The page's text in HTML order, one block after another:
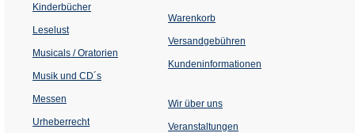
Kinderbücher
Leselust
Musicals / Oratorien
Musik und CD´s
Messen
Urheberrecht
Warenkorb
Versandgebühren
Kundeninformationen
Wir über uns
Veranstaltungen